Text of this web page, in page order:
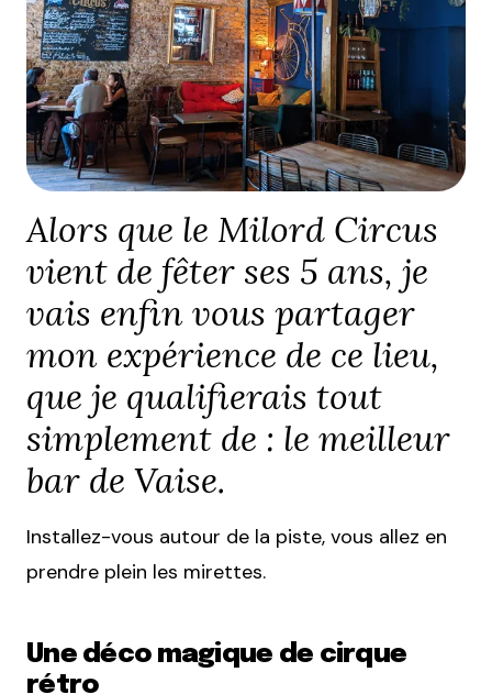
Alors que le Milord Circus
vient de fêter ses 5 ans, je
vais enfin vous partager
mon expérience de ce lieu,
que je qualifierais tout
simplement de : le meilleur
bar de Vaise.
Installez-vous autour de la piste, vous allez en
prendre plein les mirettes.
Une déco magique de cirque
rétro